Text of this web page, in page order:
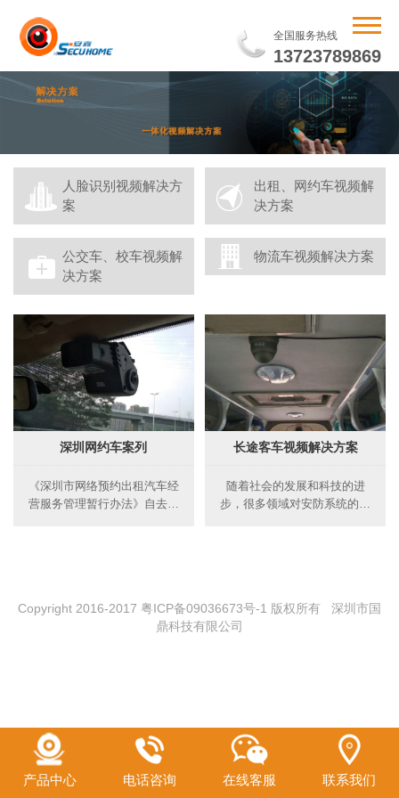
全国服务热线
13723789869
人脸识别视频解决方
案
出租、网约车视频解
决方案
公交车、校车视频解
决方案
物流车视频解决方案
深圳网约车案列
《深圳市网络预约出租汽车经
营服务管理暂行办法》自去年
长途客车视频解决方案
随着社会的发展和科技的进
步，很多领域对安防系统的要
Copyright 2016-2017 粤ICP备09036673号-1 版权所有 深圳市国
鼎科技有限公司
产品中心 电话咨询 在线客服 联系我们